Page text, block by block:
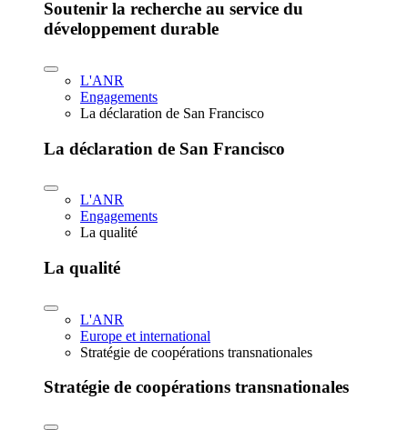
Soutenir la recherche au service du
développement durable
L'ANR
Engagements
La déclaration de San Francisco
La déclaration de San Francisco
L'ANR
Engagements
La qualité
La qualité
L'ANR
Europe et international
Stratégie de coopérations transnationales
Stratégie de coopérations transnationales